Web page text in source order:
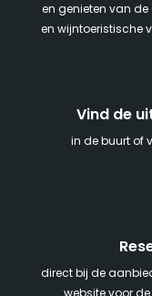
en genieten van de
en wijntoeristische
Vind de
in de buurt of
direct bij de